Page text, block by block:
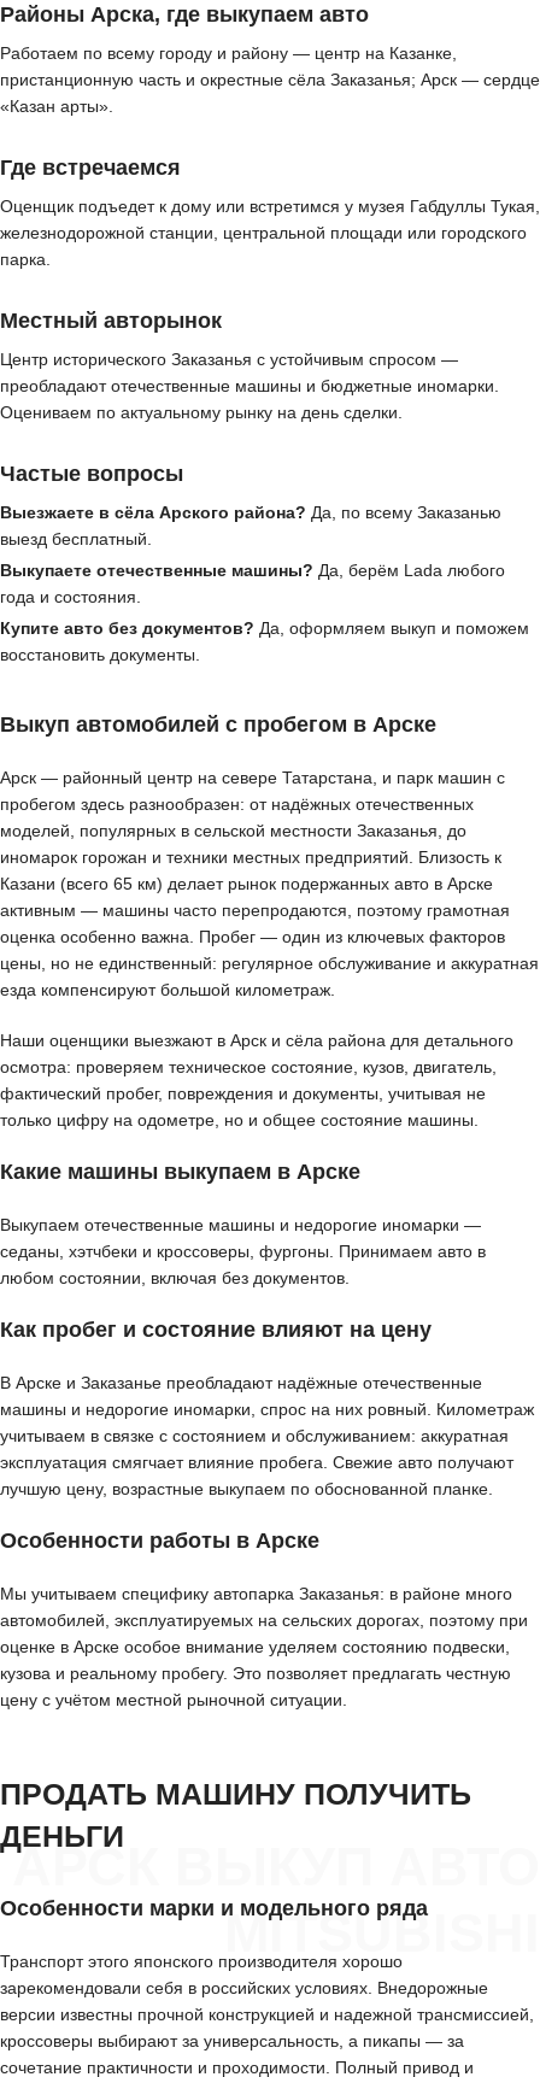
Районы Арска, где выкупаем авто
Работаем по всему городу и району — центр на Казанке,
пристанционную часть и окрестные сёла Заказанья; Арск — сердце
«Казан арты».
Где встречаемся
Оценщик подъедет к дому или встретимся у музея Габдуллы Тукая,
железнодорожной станции, центральной площади или городского
парка.
Местный авторынок
Центр исторического Заказанья с устойчивым спросом —
преобладают отечественные машины и бюджетные иномарки.
Оцениваем по актуальному рынку на день сделки.
Частые вопросы
Выезжаете в сёла Арского района? Да, по всему Заказанью
выезд бесплатный.
Выкупаете отечественные машины? Да, берём Lada любого
года и состояния.
Купите авто без документов? Да, оформляем выкуп и поможем
восстановить документы.
Выкуп автомобилей с пробегом в Арске
Арск — районный центр на севере Татарстана, и парк машин с
пробегом здесь разнообразен: от надёжных отечественных
моделей, популярных в сельской местности Заказанья, до
иномарок горожан и техники местных предприятий. Близость к
Казани (всего 65 км) делает рынок подержанных авто в Арске
активным — машины часто перепродаются, поэтому грамотная
оценка особенно важна. Пробег — один из ключевых факторов
цены, но не единственный: регулярное обслуживание и аккуратная
езда компенсируют большой километраж.
Наши оценщики выезжают в Арск и сёла района для детального
осмотра: проверяем техническое состояние, кузов, двигатель,
фактический пробег, повреждения и документы, учитывая не
только цифру на одометре, но и общее состояние машины.
Какие машины выкупаем в Арске
Выкупаем отечественные машины и недорогие иномарки —
седаны, хэтчбеки и кроссоверы, фургоны. Принимаем авто в
любом состоянии, включая без документов.
Как пробег и состояние влияют на цену
В Арске и Заказанье преобладают надёжные отечественные
машины и недорогие иномарки, спрос на них ровный. Километраж
учитываем в связке с состоянием и обслуживанием: аккуратная
эксплуатация смягчает влияние пробега. Свежие авто получают
лучшую цену, возрастные выкупаем по обоснованной планке.
Особенности работы в Арске
Мы учитываем специфику автопарка Заказанья: в районе много
автомобилей, эксплуатируемых на сельских дорогах, поэтому при
оценке в Арске особое внимание уделяем состоянию подвески,
кузова и реальному пробегу. Это позволяет предлагать честную
цену с учётом местной рыночной ситуации.
АРСК ВЫКУП АВТО
MITSUBISHI
ПРОДАТЬ МАШИНУ ПОЛУЧИТЬ
ДЕНЬГИ
Особенности марки и модельного ряда
Транспорт этого японского производителя хорошо
зарекомендовали себя в российских условиях. Внедорожные
версии известны прочной конструкцией и надежной трансмиссией,
кроссоверы выбирают за универсальность, а пикапы — за
сочетание практичности и проходимости. Полный привод и